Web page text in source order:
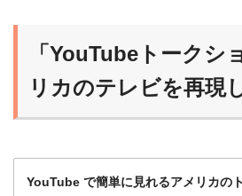
らいおん
慣れれば、だんだんス
ようになるよ！
「YouTubeトークシ
リカのテレビを再現
YouTube で簡単に見れるアメリカの